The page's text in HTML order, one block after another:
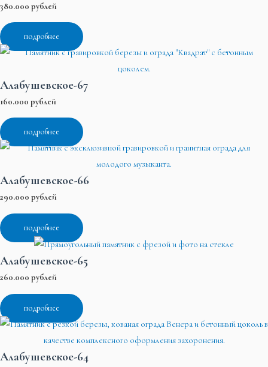
380.000 рублей
подробнее
Алабушевское-67
160.000 рублей
подробнее
Алабушевское-66
290.000 рублей
подробнее
Алабушевское-65
260.000 рублей
подробнее
Алабушевское-64